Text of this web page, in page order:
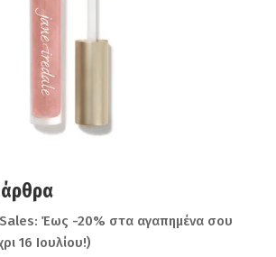
Έως -20% στα αγαπημένα σου
16 Ιουλίου!)